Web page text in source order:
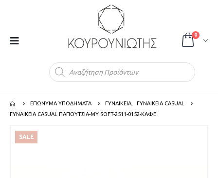
0
ΕΠΩΝΥΜΑ ΥΠΟΔΗΜΑΤΑ ΓΥΝΑΙΚΕΙΑ
ΓΥΝΑΙΚΕΙΑ CASUAL
ΓΥΝΑΙΚΕΙΑ CASUAL ΠΑΠΟΥΤΣΙΑ-MY SOFT-2511-0152-ΚΑΦΕ
SALE